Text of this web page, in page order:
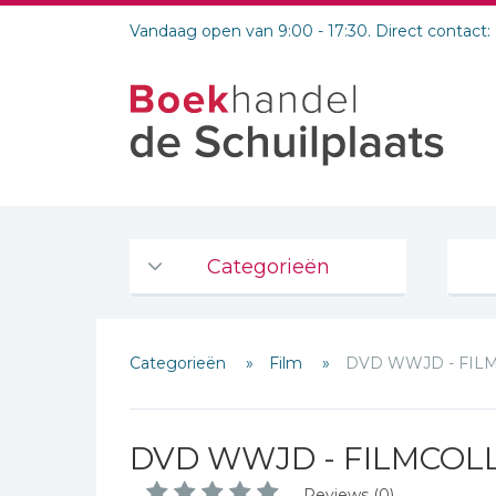
Vandaag open van 9:00 - 17:30. Direct contact:
Categorieën
De Bijbel
Bijbelse Dagboeken 2026
Bijbelstudie groepen
Categorieën Film DVD WWJD -
DVD WWJD -
Schrijf hieronder je review!
Sterren